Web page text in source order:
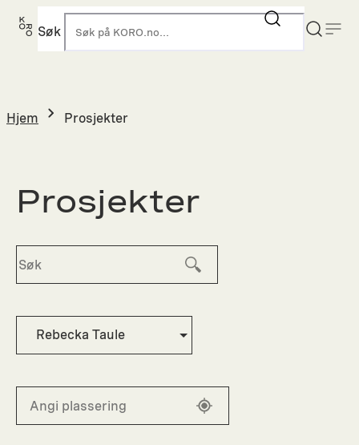
Hopp
Søk
Hjem Prosjekter
Prosjekter
Rebecka Taule